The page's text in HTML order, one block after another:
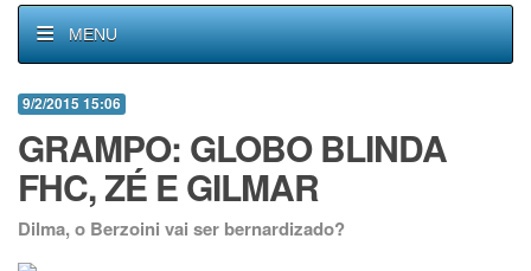
MENU
9/2/2015 15:06
GRAMPO: GLOBO BLINDA
FHC, ZÉ E GILMAR
Dilma, o Berzoini vai ser bernardizado?